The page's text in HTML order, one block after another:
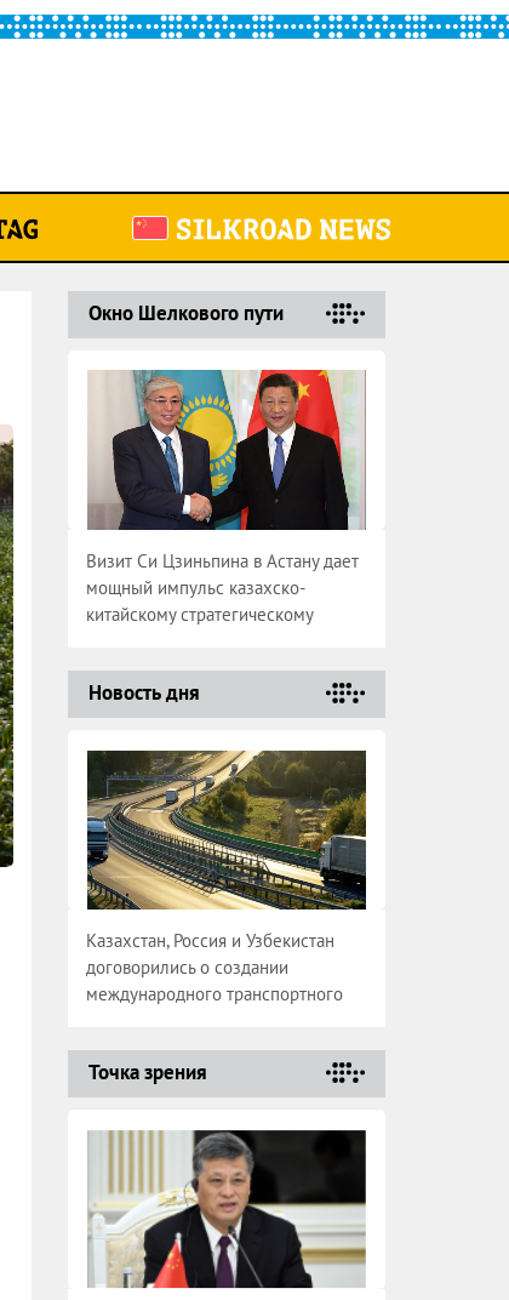
Окно Шелкового пути
Визит Си Цзиньпина в Астану дает
мощный импульс казахско-
китайскому стратегическому
Новость дня
Казахстан, Россия и Узбекистан
договорились о создании
международного транспортного
Точка зрения